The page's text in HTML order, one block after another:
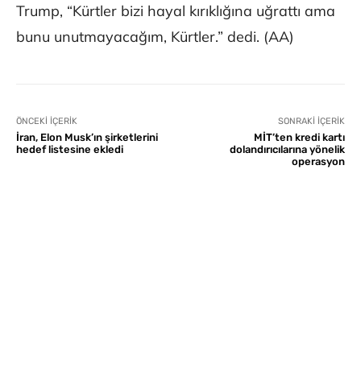
Trump, “Kürtler bizi hayal kırıklığına uğrattı ama
bunu unutmayacağım, Kürtler.” dedi. (AA)
ÖNCEKI İÇERIK
İran, Elon Musk’ın şirketlerini
hedef listesine ekledi
SONRAKI İÇERIK
MİT’ten kredi kartı
dolandırıcılarına yönelik
operasyon